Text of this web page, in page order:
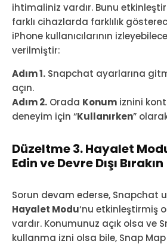
ihtimaliniz vardır. Bunu
farklı cihazlarda farklılık
iPhone kullanıcılarının
verilmiştir:
Adım 1. Snapchat ayarlarına
açın.
Adım 2. Orada Konum iznini
deneyim için “Kullanırken”
Düzeltme 3. Hayalet
Edin ve Devre Dışı Bırakın
Sorun devam ederse, Snapchat
Hayalet Modu‘nu etkinleştirmiş
vardır. Konumunuz açık olsa ve
kullanma izni olsa bile, Snap